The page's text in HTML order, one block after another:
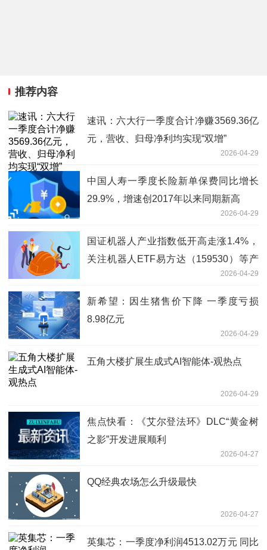
推荐内容
速讯：六大行一季度合计净赚3569.36亿
元，营收、归母净利均实现“双增”
2026-04-29
中国人寿一季度长险新单保费同比增长
29.9%，增速创2017年以来同期新高
2026-04-29
国证机器人产业指数低开高走涨1.4%，
关注机器人ETF易方达（159530）等产
2026-04-29
新希望：因生猪售价下降 一季度亏损
8.98亿元
2026-04-29
五角大楼扩展生成式AI智能体-观热点
2026-04-29
焦点快看：《艾尔登法环》DLC“黄金树
之影”开发进展顺利
2026-04-27
QQ经典农场怎么升级最快
2026-04-27
英集芯：一季度净利润4513.02万元 同比